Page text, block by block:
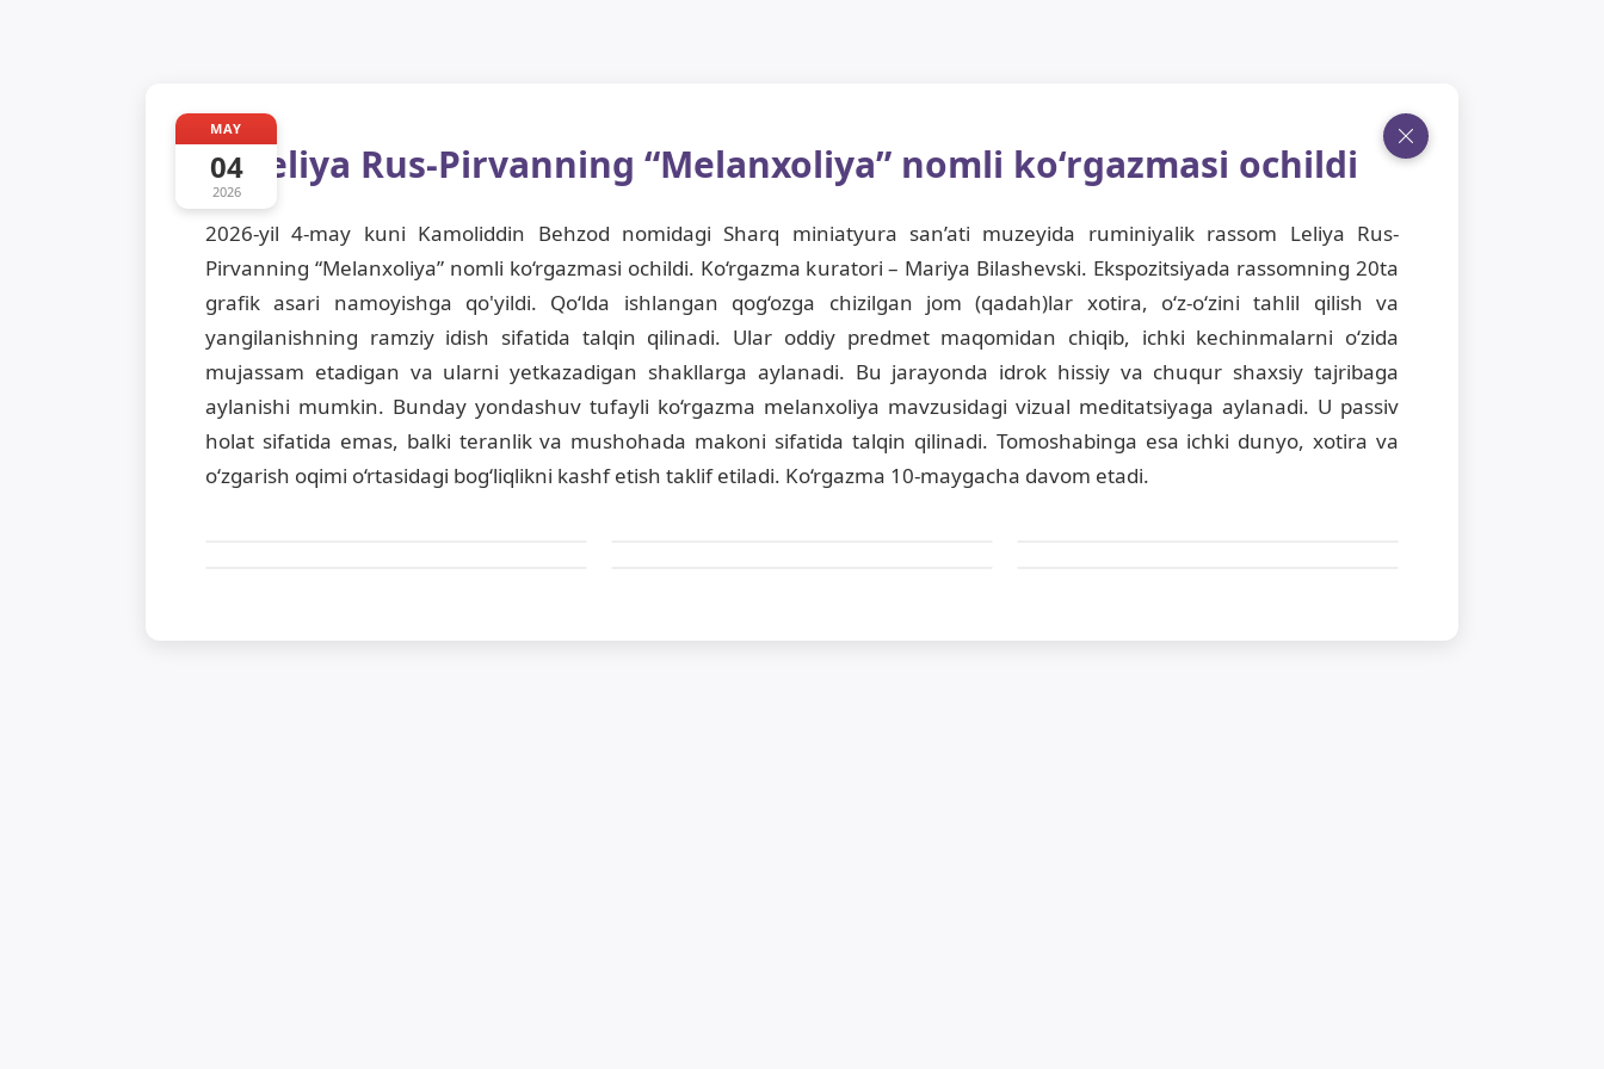
MAY
04
2026
Leliya Rus-Pirvanning “Melanxoliya” nomli ko‘rgazmasi ochildi
2026-yil 4-may kuni Kamoliddin Behzod nomidagi Sharq miniatyura san’ati muzeyida ruminiyalik rassom Leliya Rus-
Pirvanning “Melanxoliya” nomli ko‘rgazmasi ochildi. Ko‘rgazma kuratori – Mariya Bilashevski. Ekspozitsiyada rassomning 20ta
grafik asari namoyishga qo'yildi. Qo‘lda ishlangan qog‘ozga chizilgan jom (qadah)lar xotira, o‘z-o‘zini tahlil qilish va
yangilanishning ramziy idish sifatida talqin qilinadi. Ular oddiy predmet maqomidan chiqib, ichki kechinmalarni o‘zida
mujassam etadigan va ularni yetkazadigan shakllarga aylanadi. Bu jarayonda idrok hissiy va chuqur shaxsiy tajribaga
aylanishi mumkin. Bunday yondashuv tufayli ko‘rgazma melanxoliya mavzusidagi vizual meditatsiyaga aylanadi. U passiv
holat sifatida emas, balki teranlik va mushohada makoni sifatida talqin qilinadi. Tomoshabinga esa ichki dunyo, xotira va
o‘zgarish oqimi o‘rtasidagi bog‘liqlikni kashf etish taklif etiladi. Ko‘rgazma 10-maygacha davom etadi.